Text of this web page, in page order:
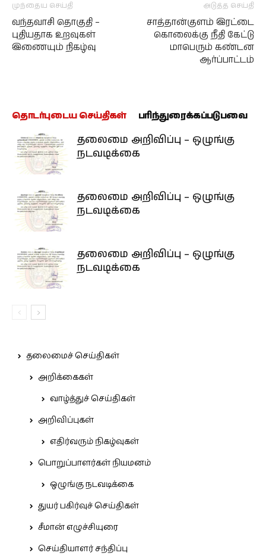
முந்தைய செய்தி
வந்தவாசி தொகுதி –
புதியதாக உறவுகள்
இணையும் நிகழ்வு
அடுத்த செய்தி
சாத்தான்குளம் இரட்டை
கொலைக்கு நீதி கேட்டு
மாபெரும் கண்டன
ஆர்ப்பாட்டம்
தொடர்புடைய செய்திகள் பரிந்துரைக்கப்படுபவை
தலைமை அறிவிப்பு – ஒழுங்கு
நடவடிக்கை
தலைமை அறிவிப்பு – ஒழுங்கு
நடவடிக்கை
தலைமை அறிவிப்பு – ஒழுங்கு
நடவடிக்கை
தலைமைச் செய்திகள்
அறிக்கைகள்
வாழ்த்துச் செய்திகள்
அறிவிப்புகள்
எதிர்வரும் நிகழ்வுகள்
பொறுப்பாளர்கள் நியமனம்
ஒழுங்கு நடவடிக்கை
துயர் பகிர்வுச் செய்திகள்
சீமான் எழுச்சியுரை
செய்தியாளர் சந்திப்பு